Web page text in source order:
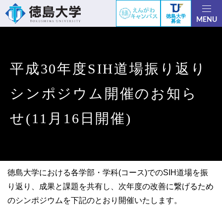
徳島大学
募金
MENU
平成30年度SIH道場振り返り
シンポジウム開催のお知ら
せ(11月16日開催)
徳島大学における各学部・学科(コース)でのSIH道場を振
り返り、成果と課題を共有し、次年度の改善に繋げるため
のシンポジウムを下記のとおり開催いたします。